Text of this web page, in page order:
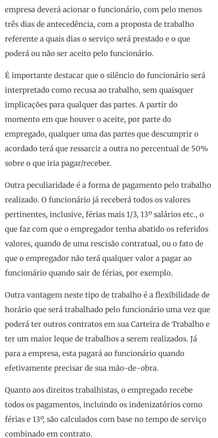
empresa deverá acionar o funcionário, com pelo menos
três dias de antecedência, com a proposta de trabalho
referente a quais dias o serviço será prestado e o que
poderá ou não ser aceito pelo funcionário.
É importante destacar que o silêncio do funcionário será
interpretado como recusa ao trabalho, sem quaisquer
implicações para qualquer das partes. A partir do
momento em que houver o aceite, por parte do
empregado, qualquer uma das partes que descumprir o
acordado terá que ressarcir a outra no percentual de 50%
sobre o que iria pagar/receber.
Outra peculiaridade é a forma de pagamento pelo trabalho
realizado. O funcionário já receberá todos os valores
pertinentes, inclusive, férias mais 1/3, 13º salários etc., o
que faz com que o empregador tenha abatido os referidos
valores, quando de uma rescisão contratual, ou o fato de
que o empregador não terá qualquer valor a pagar ao
funcionário quando sair de férias, por exemplo.
Outra vantagem neste tipo de trabalho é a flexibilidade de
horário que será trabalhado pelo funcionário uma vez que
poderá ter outros contratos em sua Carteira de Trabalho e
ter um maior leque de trabalhos a serem realizados. Já
para a empresa, esta pagará ao funcionário quando
efetivamente precisar de sua mão-de-obra.
Quanto aos direitos trabalhistas, o empregado recebe
todos os pagamentos, incluindo os indenizatórios como
férias e 13º, são calculados com base no tempo de serviço
combinado em contrato.